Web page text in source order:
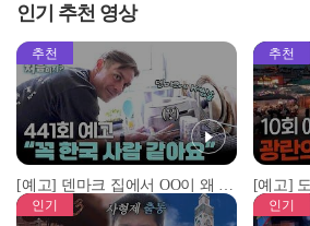
인기 추천 영상
추천
[예고] 덴마크 집에서 OO이 왜 나와...? 이상할 정도로 한국을 사랑하는 우리 형을 제보합니다!
추천
인기 인기